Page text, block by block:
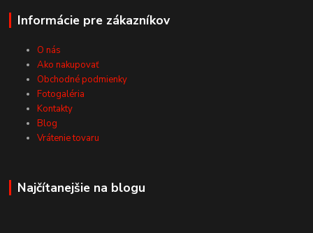
Informácie pre zákazníkov
O nás
Ako nakupovať
Obchodné podmienky
Fotogaléria
Kontakty
Blog
Vrátenie tovaru
Najčítanejšie na blogu